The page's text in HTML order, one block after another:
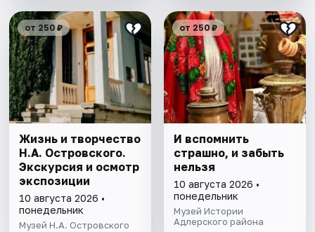
от 250 ₽
Жизнь и творчество
Н.А. Островского.
Экскурсия и осмотр
экспозиции
10 августа 2026 •
понедельник
Музей Н.А. Островского
от 250 ₽
И вспомнить
страшно, и забыть
нельзя
10 августа 2026 •
понедельник
Музей Истории
Адлерского района